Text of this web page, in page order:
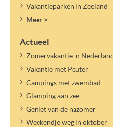
Vakantieparken in Zeeland
Meer >
Actueel
Zomervakantie in Nederland
Vakantie met Peuter
Campings met zwembad
Glamping aan zee
Geniet van de nazomer
Weekendje weg in oktober